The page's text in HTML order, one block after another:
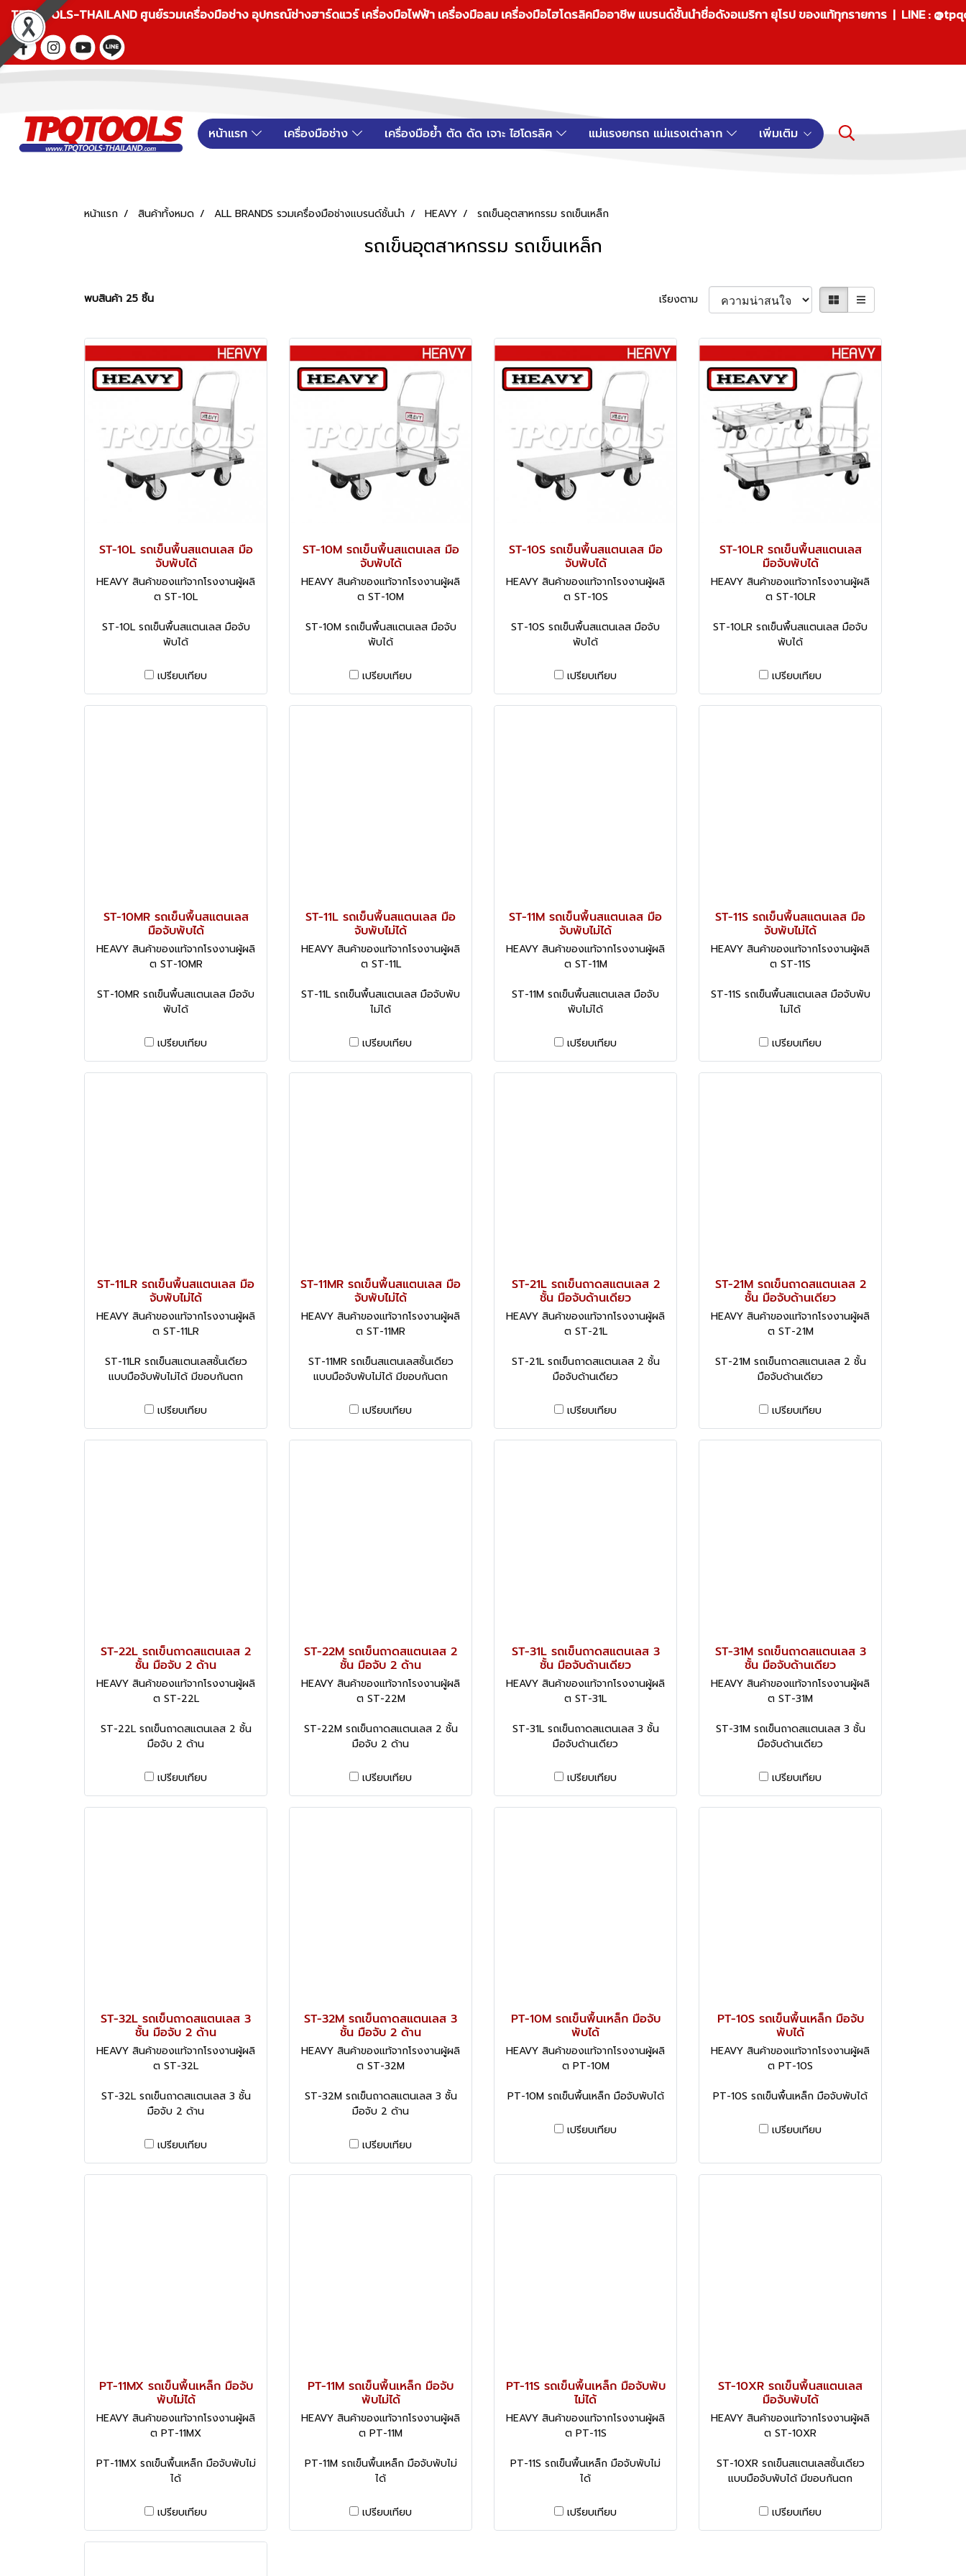
TPQTOOLS-THAILAND ศูนย์รวมเครื่องมือช่าง อุปกรณ์ช่างฮาร์ดแวร์ เครื่องมือไฟฟ้า เครื่องมือลม เครื่องมือไฮโดรลิคมืออาชีพ แบรนด์ชั้นนำชื่อดังอเมริกา ยุโรป ของแท้ทุกรายการ | LINE :
หน้าแรก เครื่องมือช่าง เครื่องมือย้ำ ตัด ดัด เจาะ ไฮโดรลิค แม่แรงยกรถ แม่แรงเต่าลาก เพิ่มเติม
หน้าแรก สินค้าทั้งหมด ALL BRANDS รวมเครื่องมือช่างแบรนด์ชั้นนำ HEAVY รถเข็นอุตสาหกรรม รถเข็นเหล็ก
รถเข็นอุตสาหกรรม รถเข็นเหล็ก
พบสินค้า 25 ชิ้น เรียงตาม
ST-10L รถเข็นพื้นสแตนเลส มือ
จับพับได้
HEAVY สินค้าของแท้จากโรงงานผู้ผลิ
ต ST-10L
ST-10L รถเข็นพื้นสแตนเลส มือจับ
พับได้
เปรียบเทียบ
ST-10M รถเข็นพื้นสแตนเลส มือ
จับพับได้
HEAVY สินค้าของแท้จากโรงงานผู้ผลิ
ต ST-10M
ST-10M รถเข็นพื้นสแตนเลส มือจับ
พับได้
เปรียบเทียบ
ST-10S รถเข็นพื้นสแตนเลส มือ
จับพับได้
HEAVY สินค้าของแท้จากโรงงานผู้ผลิ
ต ST-10S
ST-10S รถเข็นพื้นสแตนเลส มือจับ
พับได้
เปรียบเทียบ
ST-10LR รถเข็นพื้นสแตนเลส
มือจับพับได้
HEAVY สินค้าของแท้จากโรงงานผู้ผลิ
ต ST-10LR
ST-10LR รถเข็นพื้นสแตนเลส มือจับ
พับได้
เปรียบเทียบ
ST-10MR รถเข็นพื้นสแตนเลส
มือจับพับได้
HEAVY สินค้าของแท้จากโรงงานผู้ผลิ
ต ST-10MR
ST-10MR รถเข็นพื้นสแตนเลส มือจับ
พับได้
เปรียบเทียบ
ST-11L รถเข็นพื้นสแตนเลส มือ
จับพับไม่ได้
HEAVY สินค้าของแท้จากโรงงานผู้ผลิ
ต ST-11L
ST-11L รถเข็นพื้นสแตนเลส มือจับพับ
ไม่ได้
เปรียบเทียบ
ST-11M รถเข็นพื้นสแตนเลส มือ
จับพับไม่ได้
HEAVY สินค้าของแท้จากโรงงานผู้ผลิ
ต ST-11M
ST-11M รถเข็นพื้นสแตนเลส มือจับ
พับไม่ได้
เปรียบเทียบ
ST-11S รถเข็นพื้นสแตนเลส มือ
จับพับไม่ได้
HEAVY สินค้าของแท้จากโรงงานผู้ผลิ
ต ST-11S
ST-11S รถเข็นพื้นสแตนเลส มือจับพับ
ไม่ได้
เปรียบเทียบ
ST-11LR รถเข็นพื้นสแตนเลส มือ
จับพับไม่ได้
HEAVY สินค้าของแท้จากโรงงานผู้ผลิ
ต ST-11LR
ST-11LR รถเข็นสแตนเลสชั้นเดียว
แบบมือจับพับไม่ได้ มีขอบกันตก
เปรียบเทียบ
ST-11MR รถเข็นพื้นสแตนเลส มือ
จับพับไม่ได้
HEAVY สินค้าของแท้จากโรงงานผู้ผลิ
ต ST-11MR
ST-11MR รถเข็นสแตนเลสชั้นเดียว
แบบมือจับพับไม่ได้ มีขอบกันตก
เปรียบเทียบ
ST-21L รถเข็นถาดสแตนเลส 2
ชั้น มือจับด้านเดียว
HEAVY สินค้าของแท้จากโรงงานผู้ผลิ
ต ST-21L
ST-21L รถเข็นถาดสแตนเลส 2 ชั้น
มือจับด้านเดียว
เปรียบเทียบ
ST-21M รถเข็นถาดสแตนเลส 2
ชั้น มือจับด้านเดียว
HEAVY สินค้าของแท้จากโรงงานผู้ผลิ
ต ST-21M
ST-21M รถเข็นถาดสแตนเลส 2 ชั้น
มือจับด้านเดียว
เปรียบเทียบ
ST-22L รถเข็นถาดสแตนเลส 2
ชั้น มือจับ 2 ด้าน
HEAVY สินค้าของแท้จากโรงงานผู้ผลิ
ต ST-22L
ST-22L รถเข็นถาดสแตนเลส 2 ชั้น
มือจับ 2 ด้าน
เปรียบเทียบ
ST-22M รถเข็นถาดสแตนเลส 2
ชั้น มือจับ 2 ด้าน
HEAVY สินค้าของแท้จากโรงงานผู้ผลิ
ต ST-22M
ST-22M รถเข็นถาดสแตนเลส 2 ชั้น
มือจับ 2 ด้าน
เปรียบเทียบ
ST-31L รถเข็นถาดสแตนเลส 3
ชั้น มือจับด้านเดียว
HEAVY สินค้าของแท้จากโรงงานผู้ผลิ
ต ST-31L
ST-31L รถเข็นถาดสแตนเลส 3 ชั้น
มือจับด้านเดียว
เปรียบเทียบ
ST-31M รถเข็นถาดสแตนเลส 3
ชั้น มือจับด้านเดียว
HEAVY สินค้าของแท้จากโรงงานผู้ผลิ
ต ST-31M
ST-31M รถเข็นถาดสแตนเลส 3 ชั้น
มือจับด้านเดียว
เปรียบเทียบ
ST-32L รถเข็นถาดสแตนเลส 3
ชั้น มือจับ 2 ด้าน
HEAVY สินค้าของแท้จากโรงงานผู้ผลิ
ต ST-32L
ST-32L รถเข็นถาดสแตนเลส 3 ชั้น
มือจับ 2 ด้าน
เปรียบเทียบ
ST-32M รถเข็นถาดสแตนเลส 3
ชั้น มือจับ 2 ด้าน
HEAVY สินค้าของแท้จากโรงงานผู้ผลิ
ต ST-32M
ST-32M รถเข็นถาดสแตนเลส 3 ชั้น
มือจับ 2 ด้าน
เปรียบเทียบ
PT-10M รถเข็นพื้นเหล็ก มือจับ
พับได้
HEAVY สินค้าของแท้จากโรงงานผู้ผลิ
ต PT-10M
PT-10M รถเข็นพื้นเหล็ก มือจับพับได้
เปรียบเทียบ
PT-10S รถเข็นพื้นเหล็ก มือจับ
พับได้
HEAVY สินค้าของแท้จากโรงงานผู้ผลิ
ต PT-10S
PT-10S รถเข็นพื้นเหล็ก มือจับพับได้
เปรียบเทียบ
PT-11MX รถเข็นพื้นเหล็ก มือจับ
พับไม่ได้
HEAVY สินค้าของแท้จากโรงงานผู้ผลิ
ต PT-11MX
PT-11MX รถเข็นพื้นเหล็ก มือจับพับไม่
ได้
เปรียบเทียบ
PT-11M รถเข็นพื้นเหล็ก มือจับ
พับไม่ได้
HEAVY สินค้าของแท้จากโรงงานผู้ผลิ
ต PT-11M
PT-11M รถเข็นพื้นเหล็ก มือจับพับไม่
ได้
เปรียบเทียบ
PT-11S รถเข็นพื้นเหล็ก มือจับพับ
ไม่ได้
HEAVY สินค้าของแท้จากโรงงานผู้ผลิ
ต PT-11S
PT-11S รถเข็นพื้นเหล็ก มือจับพับไม่
ได้
เปรียบเทียบ
ST-10XR รถเข็นพื้นสแตนเลส
มือจับพับได้
HEAVY สินค้าของแท้จากโรงงานผู้ผลิ
ต ST-10XR
ST-10XR รถเข็นสแตนเลสชั้นเดียว
แบบมือจับพับได้ มีขอบกันตก
เปรียบเทียบ